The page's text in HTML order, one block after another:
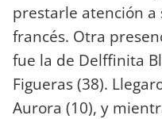
prestarle atención
francés. Otra
fue la de Delffinita
Figueras (38).
Aurora (10), y